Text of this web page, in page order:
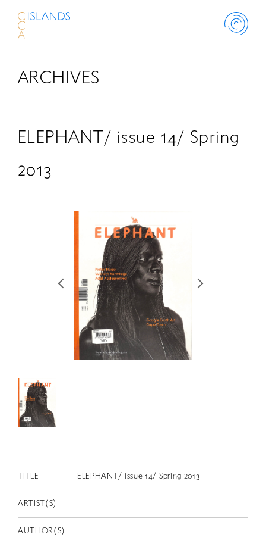
ABOUT
RETRACE
コンサート
出版物
CONTACT
EN
ARCHIVES
ELEPHANT/ issue 14/ Spring
2013
TITLE ELEPHANT/ issue 14/ Spring 2013
ARTIST(S)
AUTHOR(S)